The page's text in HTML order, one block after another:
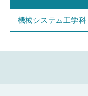
機械システム工学科